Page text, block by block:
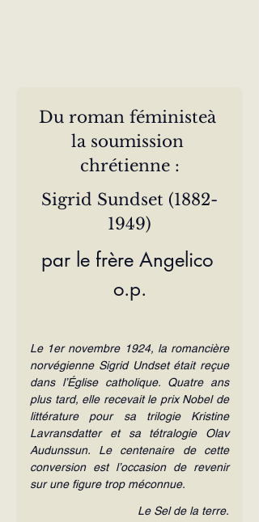
Du roman féministeà
la soumission
chrétienne :
Sigrid Sundset (1882-
1949)
par le frère Angelico
o.p.
Le 1er novembre 1924, la romancière
norvégienne Sigrid Undset était reçue
dans l’Église catholique. Quatre ans
plus tard, elle recevait le prix Nobel de
littérature pour sa trilogie Kristine
Lavransdatter et sa tétralogie Olav
Audunssun. Le centenaire de cette
conversion est l’occasion de revenir
sur une figure trop méconnue.
Le Sel de la terre.